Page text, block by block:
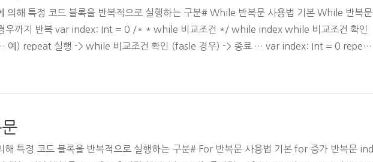
의해 특정 코드 블록을 반복적으로 실행하는 구분# While 반복문 사용법 기본 While 반복문
지 반복 var index: Int = 0 /* * while 비교조건 */ while index while 비교조건 확인
예) repeat 실행 -> while 비교조건 확인 (fasle 경우) -> 종료 … var index: Int = 0 repeat
해 특정 코드 블록을 반복적으로 실행하는 구분# For 반복문 사용법 기본 for 증가 반복문 ind